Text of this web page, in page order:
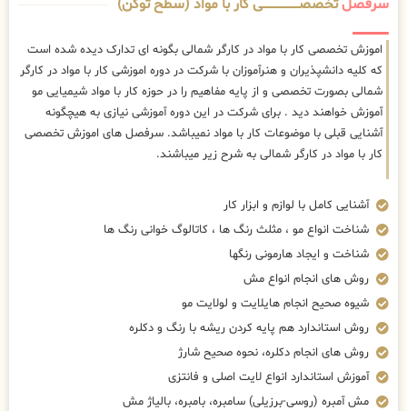
سرفصلتخصصــــــــــــــــــــی کار با مواد (سطح توکن)
اموزش تخصصی کار با مواد در کارگر شمالی بگونه ای تدارک دیده شده است
که کلیه دانشپذیران و هنرآموزان با شرکت در دوره اموزشی کار با مواد در کارگر
شمالی بصورت تخصصی و از پایه مفاهیم را در حوزه کار با مواد شیمیایی مو
آموزش خواهند دید . برای شرکت در این دوره آموزشی نیازی به هیچگونه
آشنایی قبلی با موضوعات کار با مواد نمیباشد. سرفصل های اموزش تخصصی
کار با مواد در کارگر شمالی به شرح زیر میباشند.
آشنایی کامل با لوازم و ابزار کار
شناخت انواع مو ، مثلث رنگ ها ، کاتالوگ خوانی رنگ ها
شناخت و ایجاد هارمونی رنگها
روش های انجام انواع مش
شیوه صحیح انجام هایلایت و لولایت مو
روش استاندارد هم پایه کردن ریشه با رنگ و دکلره
روش های انجام دکلره، نحوه صحیح شارژ
آموزش استاندارد انواع لایت اصلی و فانتزی
مش آمبره (روسی-برزیلی) سامبره، بامبره، بالیاژ مش